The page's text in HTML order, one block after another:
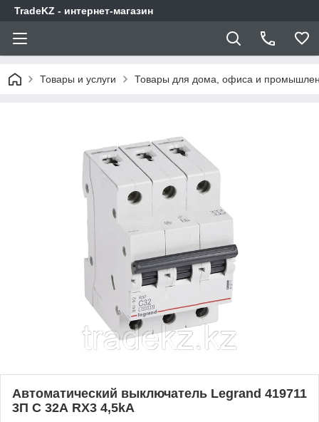
TradeKZ - интернет-магазин
Товары и услуги Товары для дома, офиса и
Автоматический выключатель Legrand 419711
3П C 32А RX3 4,5kA